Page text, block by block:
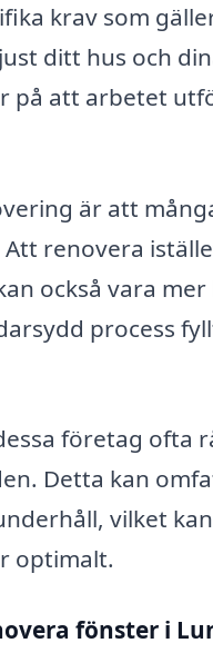
krav som
ditt hus och
på att arbetet
är att
renovera
också vara
process
företag ofta
Detta kan
vilket
optimalt.
fönster i